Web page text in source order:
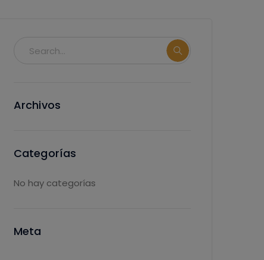
Archivos
Categorías
No hay categorías
Meta